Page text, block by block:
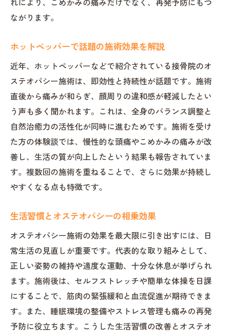
ながります。
ホットペッパーで話題の施術効果を解説
近年、ホットペッパーなどで紹介されている接骨院のオ
ステオパシー施術は、即効性と持続性が話題です。施術
直後から痛みが和らぎ、顔周りの違和感が軽減したとい
う声も多く聞かれます。これは、全身のバランス調整と
自然治癒力の活性化が同時に進むためです。施術を受け
た方の体験談では、慢性的な頭痛やこめかみの痛みが改
善し、生活の質が向上したという結果も報告されていま
す。複数回の施術を重ねることで、さらに効果が持続し
やすくなる点も特徴です。
生活習慣とオステオパシーの相乗効果
オステオパシー施術の効果を最大限に引き出すには、日
常生活の見直しが重要です。代表的な取り組みとして、
正しい姿勢の維持や適度な運動、十分な休息が挙げられ
ます。施術後は、セルフストレッチや簡単な体操を日課
にすることで、筋肉の緊張緩和と血流促進が期待できま
す。また、睡眠環境の整備やストレス管理も痛みの再発
予防に役立ちます。こうした生活習慣の改善とオステオ